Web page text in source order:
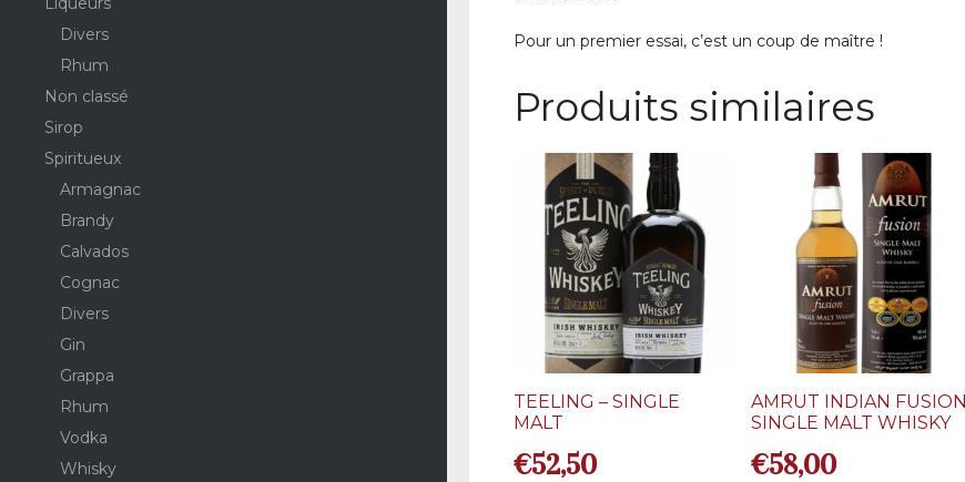
Pour un premier essai, c’est un coup de maître !
Produits similaires
TEELING – SINGLE
MALT
€52,50
AMRUT INDIAN FUSION
SINGLE MALT WHISKY
€58,00
Divers
Rhum
Non classé
Sirop
Spiritueux
Armagnac
Brandy
Calvados
Cognac
Divers
Gin
Grappa
Rhum
Vodka
Whisky